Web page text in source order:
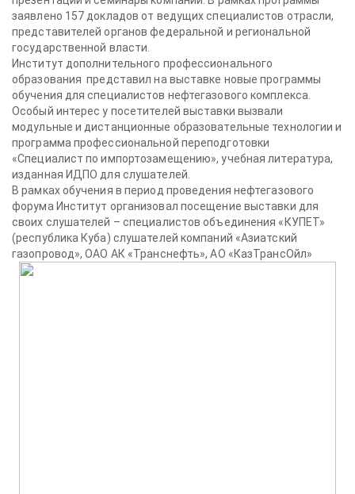
заявлено 157 докладов от ведущих специалистов отрасли,
представителей органов федеральной и региональной
государственной власти.
Институт дополнительного профессионального
образования представил на выставке новые программы
обучения для специалистов нефтегазового комплекса.
Особый интерес у посетителей выставки вызвали
модульные и дистанционные образовательные технологии и
программа профессиональной переподготовки
«Специалист по импортозамещению», учебная литература,
изданная ИДПО для слушателей.
В рамках обучения в период проведения нефтегазового
форума Институт организовал посещение выставки для
своих слушателей – специалистов объединения «КУПЕТ»
(республика Куба) слушателей компаний «Азиатский
газопровод», ОАО АК «Транснефть», АО «КазТрансОйл»